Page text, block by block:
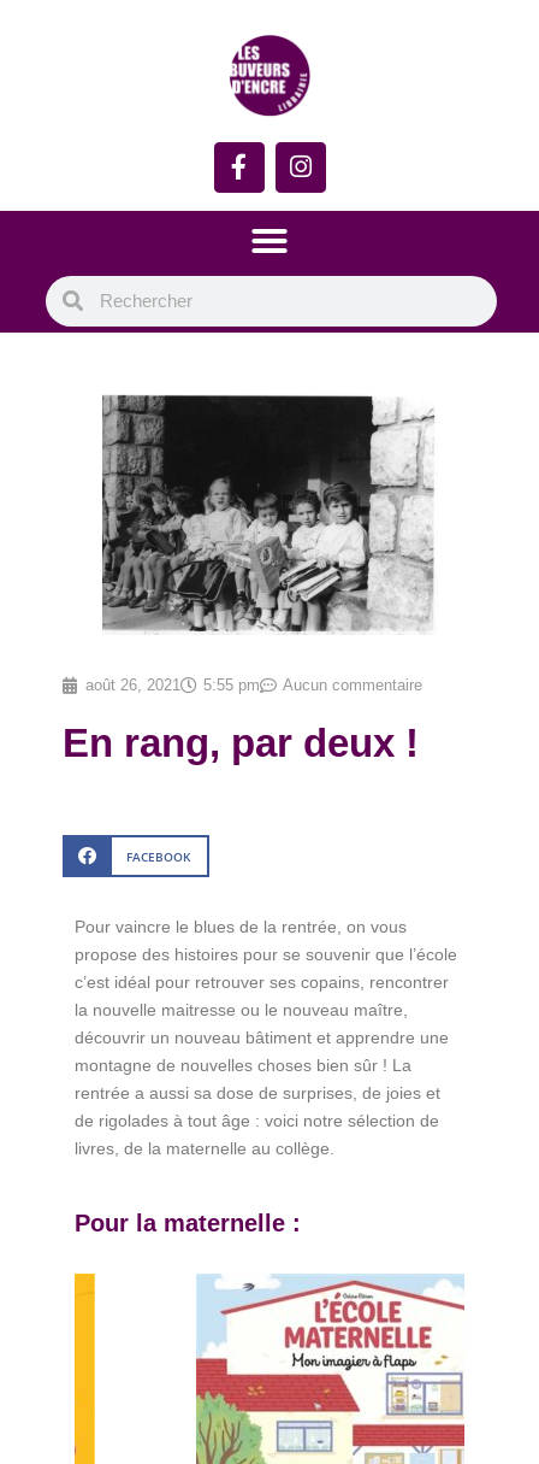
août 26, 2021 5:55 pm Aucun commentaire
En rang, par deux !
FACEBOOK
Pour vaincre le blues de la rentrée, on vous
propose des histoires pour se souvenir que l’école
c’est idéal pour retrouver ses copains, rencontrer
la nouvelle maitresse ou le nouveau maître,
découvrir un nouveau bâtiment et apprendre une
montagne de nouvelles choses bien sûr ! La
rentrée a aussi sa dose de surprises, de joies et
de rigolades à tout âge : voici notre sélection de
livres, de la maternelle au collège.
Pour la maternelle :